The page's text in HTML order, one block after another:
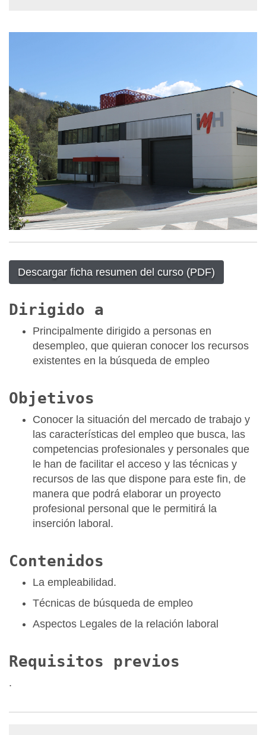
Descargar ficha resumen del curso (PDF)
Dirigido a
Principalmente dirigido a personas en
desempleo, que quieran conocer los recursos
existentes en la búsqueda de empleo
Objetivos
Conocer la situación del mercado de trabajo y
las características del empleo que busca, las
competencias profesionales y personales que
le han de facilitar el acceso y las técnicas y
recursos de las que dispone para este fin, de
manera que podrá elaborar un proyecto
profesional personal que le permitirá la
inserción laboral.
Contenidos
La empleabilidad.
Técnicas de búsqueda de empleo
Aspectos Legales de la relación laboral
Requisitos previos
.